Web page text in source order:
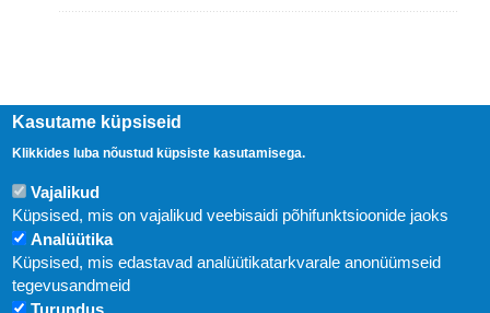
Uudised
Kasutame küpsiseid
Klikkides luba nõustud küpsiste kasutamisega.
Vajalikud
Küpsised, mis on vajalikud veebisaidi põhifunktsioonide jaoks
Analüütika
Küpsised, mis edastavad analüütikatarkvarale anonüümseid
tegevusandmeid
Turundus